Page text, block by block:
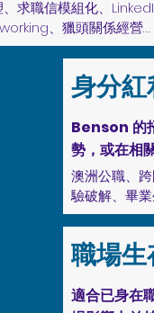
槓佈局：設計多元化的
發展、興趣實踐與人生
：制定當下最務實的求
焦慮，快速產出結果
探索您的中長期職涯藍
每一步，都在為長遠的
求職信模組化、
、獵頭關係經營
力，讓澳洲、國際及外
：寫出針對性及通用性
pitch，只需微調即可
效應：優化 profile 關鍵
的檔案在搜尋結果中脫
」的機會自動找上門
說話之道：克服社交尷
身分
Benson 的
勢，或在相
澳洲公職、
驗破解、畢
度，了解申
跨國家及領
職場生
適合已身在